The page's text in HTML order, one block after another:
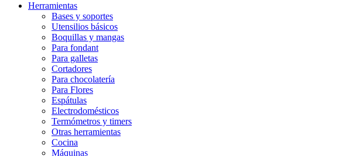
Herramientas
Bases y soportes
Utensilios básicos
Boquillas y mangas
Para fondant
Para galletas
Cortadores
Para chocolatería
Para Flores
Espátulas
Electrodomésticos
Termómetros y timers
Otras herramientas
Cocina
Máquinas